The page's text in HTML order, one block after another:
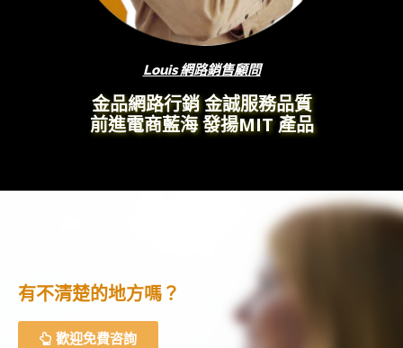
Louis 網路銷售顧問
金品網路行銷 金誠服務品質
前進電商藍海 發揚MIT 產品
有不清楚的地方嗎？
歡迎免費咨詢